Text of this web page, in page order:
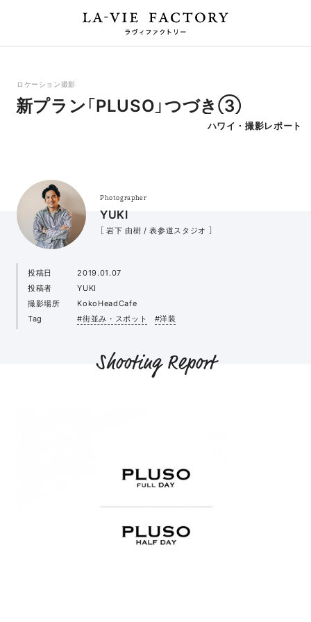
ロケーション撮影
新プラン「PLUSO」つづき③
ハワイ・撮影レポート
Photographer
YUKI
［ 岩下 由樹 / 表参道スタジオ ］
投稿日
2019.01.07
投稿者
YUKI
撮影場所
KokoHeadCafe
Tag
#街並み・スポット #洋装
Shooting Report